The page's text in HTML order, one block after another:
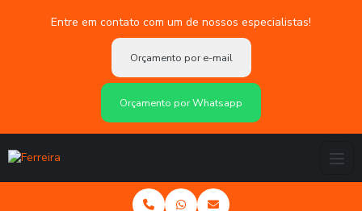
Entre em contato com um de nossos especialistas!
Orçamento por e-mail
Orçamento por Whatsapp